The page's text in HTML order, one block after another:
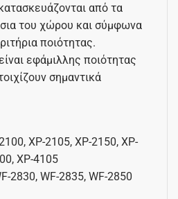
από τα
του χώρου και σύμφωνα
ποιότητας.
εφάμιλλης ποιότητας
σημαντικά
XP-2105, XP-2150, XP-
XP-4105
2830, WF-2835, WF-2850